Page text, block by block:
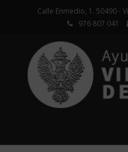
Calle Enmedio, 1. 50490 -
976 807 041